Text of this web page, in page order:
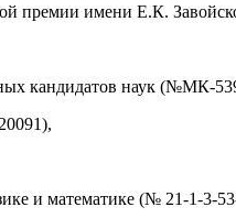
премии имени Е.К.
кандидатов наук (№МК-
и математике (№ 21-1-3-